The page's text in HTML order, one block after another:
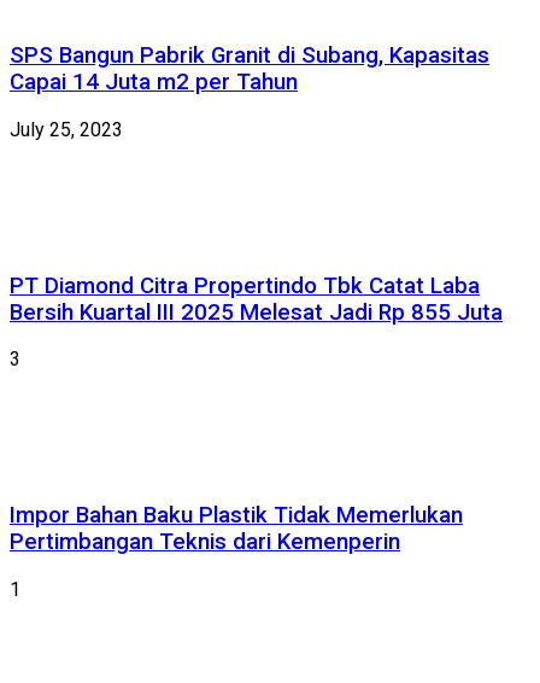
SPS Bangun Pabrik Granit di Subang, Kapasitas
Capai 14 Juta m2 per Tahun
July 25, 2023
PT Diamond Citra Propertindo Tbk Catat Laba
Bersih Kuartal III 2025 Melesat Jadi Rp 855 Juta
3
Impor Bahan Baku Plastik Tidak Memerlukan
Pertimbangan Teknis dari Kemenperin
1